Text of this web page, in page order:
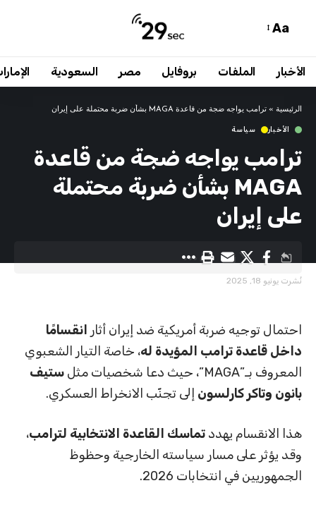
Aa
الأخبار الملفات بروفايل مصر السعودية
الرئيسية » ترامب يواجه ضجة من قاعدة MAGA بشأن ضربة محتملة على إيران
الأخبار سياسة
ترامب يواجه ضجة من قاعدة
MAGA بشأن ضربة محتملة
على إيران
نُشرت يونيو 18, 2025
احتمال توجيه ضربة أمريكية ضد إيران أثار انقسامًا
داخل قاعدة ترامب المؤيدة له، خاصة التيار الشعبوي
المعروف بـ”MAGA”، حيث دعا شخصيات مثل
ستيف
بانون وتاكر كارلسون إلى تجنّب الانخراط العسكري.
هذا الانقسام يهدد تماسك القاعدة الانتخابية لترامب،
وقد يؤثر على مسار سياسته الخارجية وحظوظ
الجمهوريين في انتخابات 2026.